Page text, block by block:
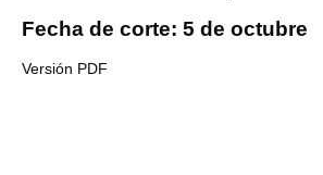
Fecha de corte: 5 de octubre
Versión PDF